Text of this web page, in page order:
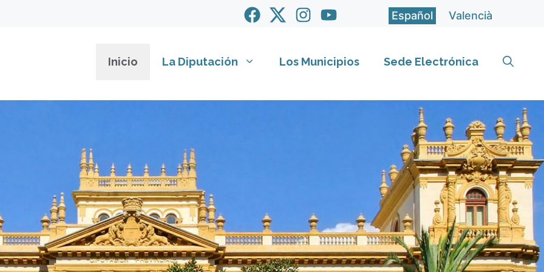
Español Valencià
Inicio La Diputación Los Municipios Sede Electrónica